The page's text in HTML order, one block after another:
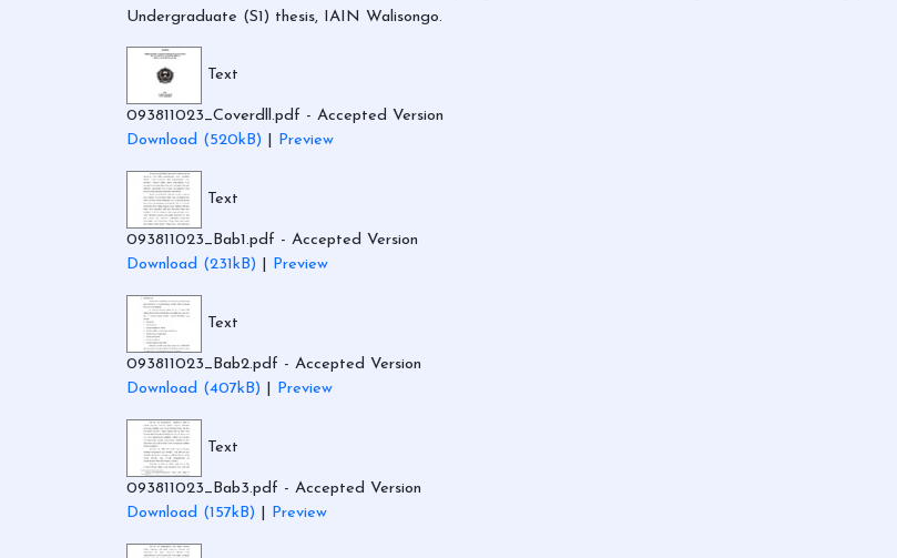
Undergraduate (S1) thesis, IAIN Walisongo.
Text
093811023_Coverdll.pdf - Accepted Version
Download (520kB)
Preview
Text
093811023_Bab1.pdf - Accepted Version
Download (231kB)
Preview
Text
093811023_Bab2.pdf - Accepted Version
Download (407kB)
Preview
Text
093811023_Bab3.pdf - Accepted Version
Download (157kB)
Preview